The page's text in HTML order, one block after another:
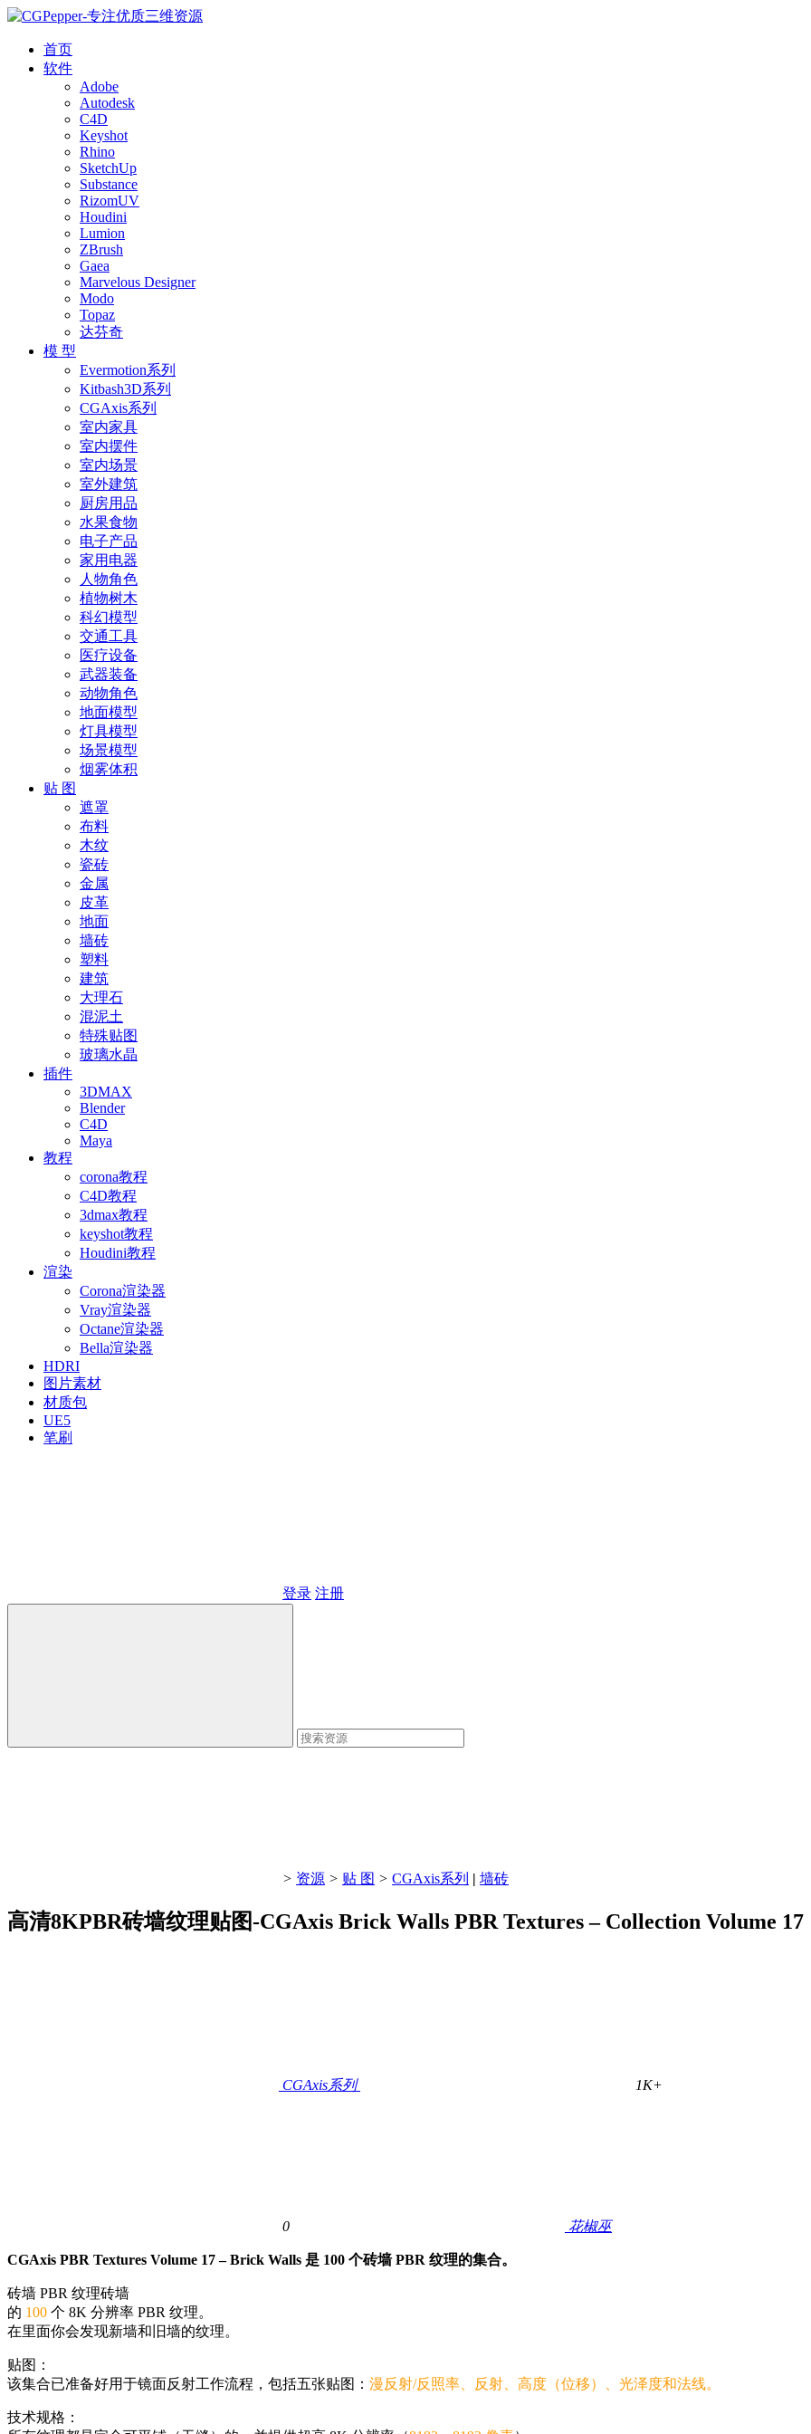
首页
软件
Adobe
Autodesk
C4D
Keyshot
Rhino
SketchUp
Substance
RizomUV
Houdini
Lumion
ZBrush
Gaea
Marvelous Designer
Modo
Topaz
达芬奇
模 型
Evermotion系列
Kitbash3D系列
CGAxis系列
室内家具
室内摆件
室内场景
室外建筑
厨房用品
水果食物
电子产品
家用电器
人物角色
植物树木
科幻模型
交通工具
医疗设备
武器装备
动物角色
地面模型
灯具模型
场景模型
烟雾体积
贴 图
遮罩
布料
木纹
瓷砖
金属
皮革
地面
墙砖
塑料
建筑
大理石
混泥土
特殊贴图
玻璃水晶
插件
3DMAX
Blender
C4D
Maya
教程
corona教程
C4D教程
3dmax教程
keyshot教程
Houdini教程
渲染
Corona渲染器
Vray渲染器
Octane渲染器
Bella渲染器
HDRI
图片素材
材质包
UE5
笔刷
登录 注册
> 资源 > 贴 图 > CGAxis系列 | 墙砖
高清8KPBR砖墙纹理贴图-CGAxis Brick Walls PBR Textures – Collection Volume 17
CGAxis系列 1K+
0 花椒巫
CGAxis PBR Textures Volume 17 – Brick Walls 是 100 个砖墙 PBR 纹理的集合。
砖墙 PBR 纹理砖墙
的 100 个 8K 分辨率 PBR 纹理。
在里面你会发现新墙和旧墙的纹理。
贴图：
该集合已准备好用于镜面反射工作流程，包括五张贴图： 漫反射/反照率、反射、高度（位移）、光泽度和法线。
技术规格：